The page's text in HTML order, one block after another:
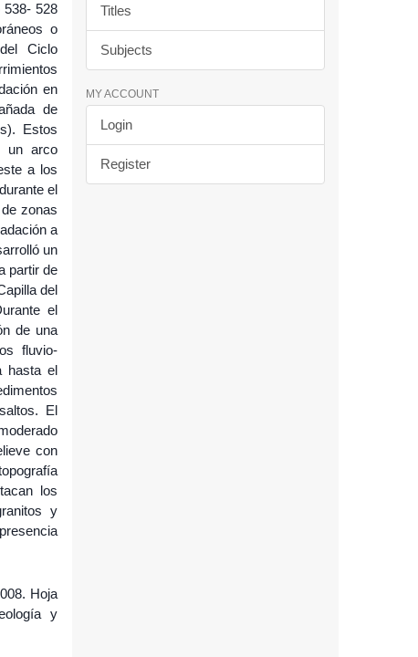
528
o
Ciclo
en
de
Estos
un arco
a los
el
zonas
a
un
partir de
del
el
de una
fluvio-
hasta el
El
con
los
y
Hoja
y
Titles
Subjects
MY ACCOUNT
Login
Register